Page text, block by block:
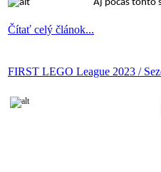
Aj počas tohto
Čítať celý článok...
FIRST LEGO League 2023 /